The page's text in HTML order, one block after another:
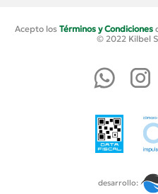
Acepto los Términos y Condiciones
© 2022 Kilbel
desarrollo: